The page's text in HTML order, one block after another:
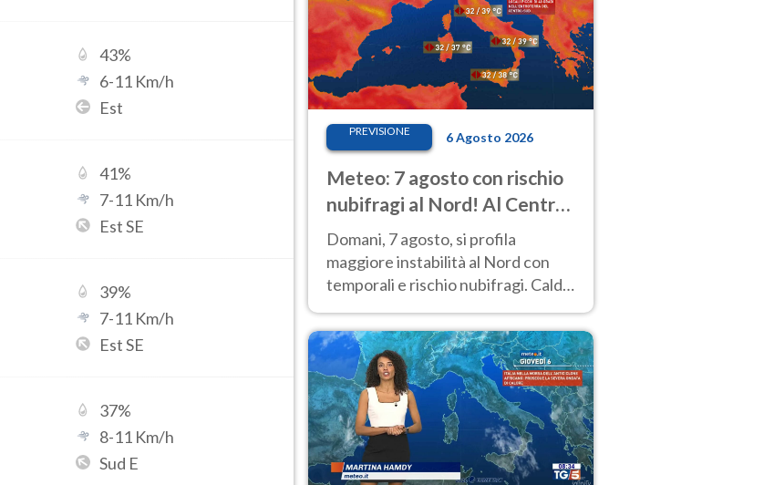
43%
6-11 Km/h
Est
41%
7-11 Km/h
Est SE
39%
7-11 Km/h
Est SE
37%
8-11 Km/h
Sud E
PREVISIONE 6 Agosto 2026
Meteo: 7 agosto con rischio
nubifragi al Nord! Al Centro-
Sud caldo estremo
Domani, 7 agosto, si profila
maggiore instabilità al Nord con
temporali e rischio nubifragi. Caldo
previsioni.